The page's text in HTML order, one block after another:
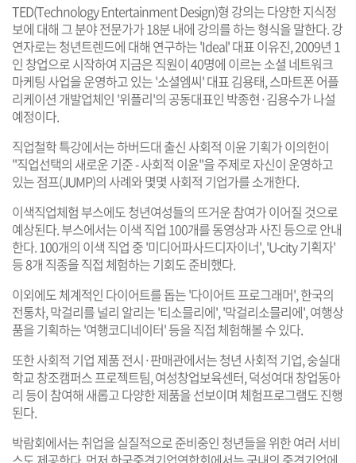
TED(Technology Entertainment Design)형 강의는 다양한 지식정
보에 대해 그 분야 전문가가 18분 내에 강의를 하는 형식을 말한다. 강
연자로는 청년트렌드에 대해 연구하는 'Ideal' 대표 이유진, 2009년 1
인 창업으로 시작하여 지금은 직원이 40명에 이르는 소셜 네트워크
마케팅 사업을 운영하고 있는 '소셜엠씨' 대표 김용태, 스마트폰 어플
리케이션 개발업체인 '위플리'의 공동대표인 박종현·김용수가 나설
예정이다.
직업철학 특강에서는 하버드대 출신 사회적 이윤 기획가 이의헌이
"직업선택의 새로운 기준 - 사회적 이윤"을 주제로 자신이 운영하고
있는 점프(JUMP)의 사례와 몇몇 사회적 기업가를 소개한다.
이색직업체험 부스에도 청년여성들의 뜨거운 참여가 이어질 것으로
예상된다. 부스에서는 이색 직업 100개를 동영상과 사진 등으로 안내
한다. 100개의 이색 직업 중 '미디어파사드디자이너', 'U-city 기획자'
등 8개 직종을 직접 체험하는 기회도 준비했다.
이외에도 체계적인 다이어트를 돕는 '다이어트 프로그래머', 한국의
전통차, 막걸리를 널리 알리는 '티소믈리에', '막걸리소믈리에', 여행상
품을 기획하는 '여행코디네이터' 등을 직접 체험해볼 수 있다.
또한 사회적 기업 제품 전시·판매관에서는 청년 사회적 기업, 숭실대
학교 창조캠퍼스 프로젝트팀, 여성창업보육센터, 덕성여대 창업동아
리 등이 참여해 새롭고 다양한 제품을 선보이며 체험프로그램도 진행
된다.
박람회에서는 취업을 실질적으로 준비중인 청년들을 위한 여러 서비